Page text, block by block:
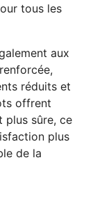
tous les
aux
réduits et
offrent
plus sûre, ce
plus
de la